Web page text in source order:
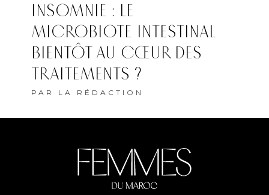
INSOMNIE : LE
MICROBIOTE INTESTINAL
BIENTÔT AU CŒUR DES
TRAITEMENTS ?
PAR LA RÉDACTION